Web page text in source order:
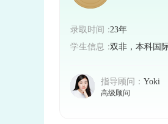
录取时间：23年
学生信息：双非，本科国
指导顾问： Yoki
高级顾问